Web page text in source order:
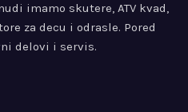
imamo skutere, ATV kvad,
za decu i odrasle. Pored
delovi i servis.